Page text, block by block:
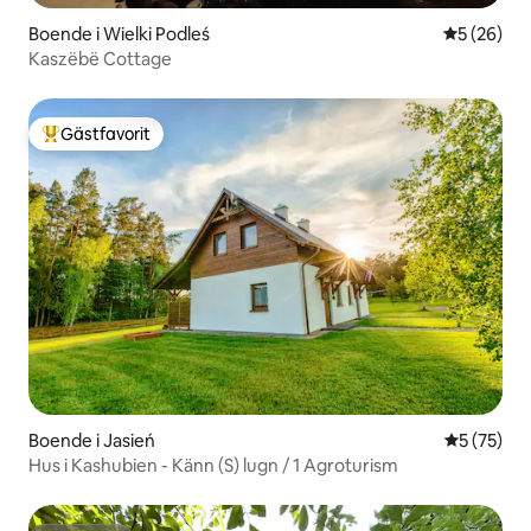
Boende i Wielki Podleś 5 av 5 i
5 (26)
Kaszëbë Cottage
Populär gästfavorit
Gästfavorit
Boende i Jasień 5 av 5 i
5 (75)
Hus i Kashubien - Känn (S) lugn / 1 Agroturism